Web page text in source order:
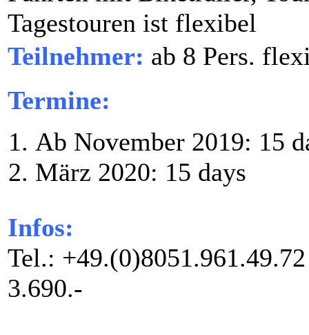
Tagestouren ist flexibel
Teilnehmer: ab 8 Pers.
Termine:
Ab November 2019: 15
März 2020: 15 days
Infos:
Tel.:
3.690.-